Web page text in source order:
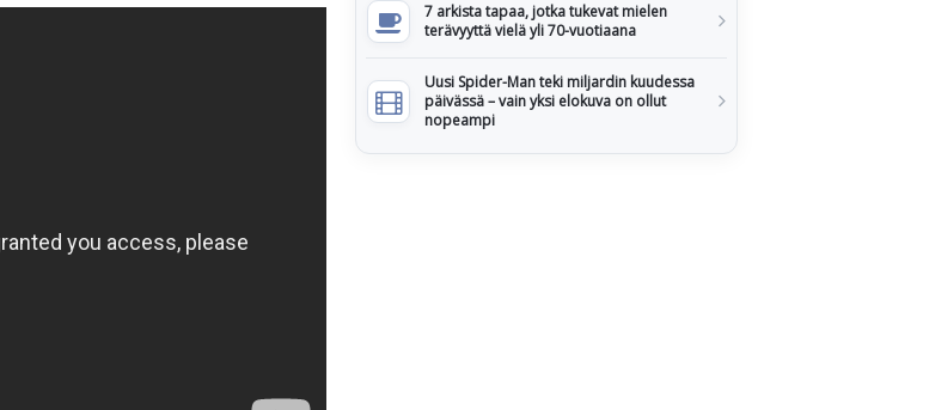
7 arkista tapaa, jotka tukevat mielen
terävyyttä vielä yli 70-vuotiaana
Uusi Spider-Man teki miljardin kuudessa
päivässä – vain yksi elokuva on ollut
nopeampi